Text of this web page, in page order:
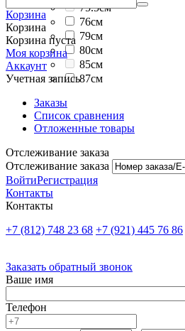
75.5см
76см
79см
80см
85см
87см
Корзина
Корзина
Корзина пуста
Моя корзина
Аккаунт
Учетная запись
Заказы
Список сравнения
Отложенные товары
Отслеживание заказа
Отслеживание заказа
ВойтиРегистрация
Контакты
Контакты
+7 (812) 748 23 68 +7 (921) 445 76 86
Заказать обратный звонок
Ваше имя
Телефон